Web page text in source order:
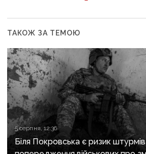
ТАКОЖ ЗА ТЕМОЮ
5 серпня, 12:36
Біля Покровська є ризик